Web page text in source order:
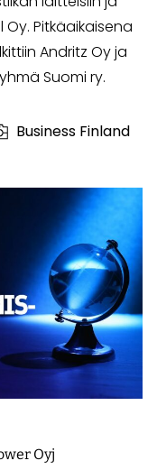
Pitkäaikaisena
Andritz Oy ja
Suomi ry.
Business Finland
Oyj